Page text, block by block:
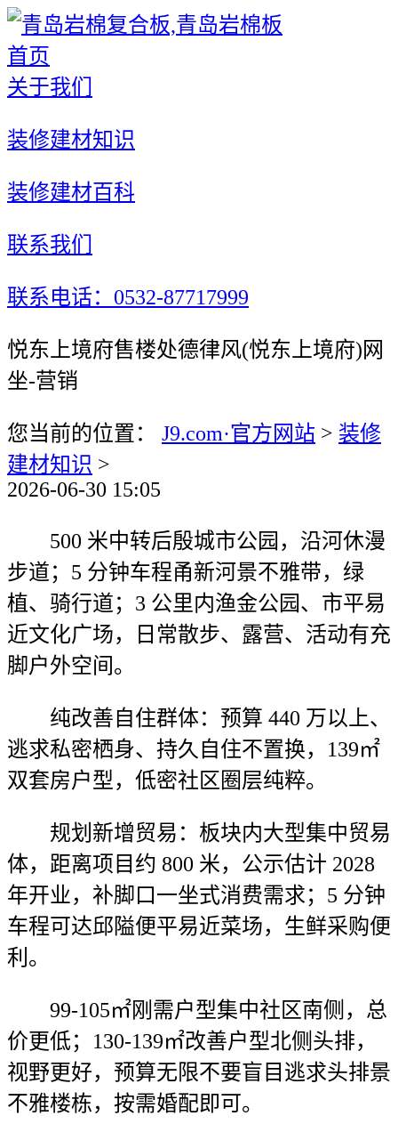
首页
关于我们
装修建材知识
装修建材百科
联系我们
联系电话：0532-87717999
悦东上境府售楼处德律风(悦东上境府)网
坐-营销
您当前的位置： J9.com·官方网站 > 装修
建材知识 >
2026-06-30 15:05
500 米中转后殷城市公园，沿河休漫
步道；5 分钟车程甬新河景不雅带，绿
植、骑行道；3 公里内渔金公园、市平易
近文化广场，日常散步、露营、活动有充
脚户外空间。
纯改善自住群体：预算 440 万以上、
逃求私密栖身、持久自住不置换，139㎡
双套房户型，低密社区圈层纯粹。
规划新增贸易：板块内大型集中贸易
体，距离项目约 800 米，公示估计 2028
年开业，补脚口一坐式消费需求；5 分钟
车程可达邱隘便平易近菜场，生鲜采购便
利。
99-105㎡刚需户型集中社区南侧，总
价更低；130-139㎡改善户型北侧头排，
视野更好，预算无限不要盲目逃求头排景
不雅楼栋，按需婚配即可。